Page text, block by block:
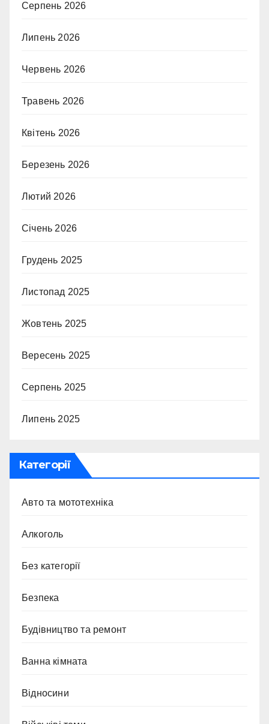
Серпень 2026
Липень 2026
Червень 2026
Травень 2026
Квітень 2026
Березень 2026
Лютий 2026
Січень 2026
Грудень 2025
Листопад 2025
Жовтень 2025
Вересень 2025
Серпень 2025
Липень 2025
Категорії
Авто та мототехніка
Алкоголь
Без категорії
Безпека
Будівництво та ремонт
Ванна кімната
Відносини